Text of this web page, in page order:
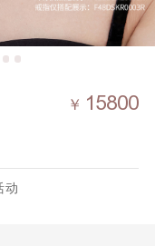
￥ 15800
动